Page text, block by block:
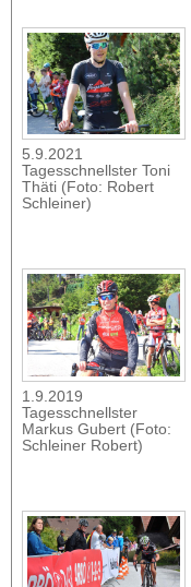
5.9.2021
Tagesschnellster Toni
Thäti (Foto: Robert
Schleiner)
1.9.2019
Tagesschnellster
Markus Gubert (Foto:
Schleiner Robert)